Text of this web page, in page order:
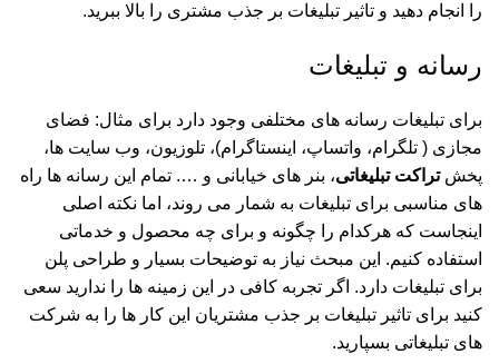
را انجام دهید و تاثیر تبلیغات بر جذب مشتری را بالا ببرید.
رسانه و تبلیغات
برای تبلیغات رسانه های مختلفی وجود دارد برای مثال: فضای
مجازی ( تلگرام، واتساپ، اینستاگرام)، تلوزیون، وب سایت ها،
پخشتراکت تبلیغاتی، بنر های خیابانی و …. تمام این رسانه ها راه
های مناسبی برای تبلیغات به شمار می روند، اما نکته اصلی
اینجاست که هرکدام را چگونه و برای چه محصول و خدماتی
استفاده کنیم. این مبحث نیاز به توضیحات بسیار و طراحی پلن
برای تبلیغات دارد. اگر تجربه کافی در این زمینه ها را ندارید سعی
کنید برای تاثیر تبلیغات بر جذب مشتریان این کار ها را به شرکت
های تبلیغاتی بسپارید.